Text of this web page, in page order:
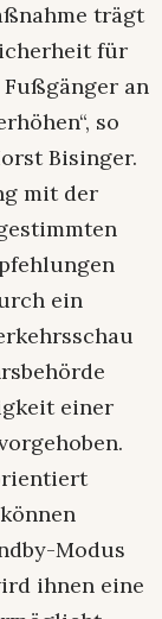
trägt
für
an
so
Bisinger.
mit der
ein
einer
Modus
ihnen eine